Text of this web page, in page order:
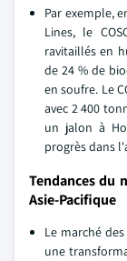
Par exemple,
Lines, le
ravitaillés en
de 24 % de
en soufre. Le
avec 2 400
un jalon à
progrès dans
Tendances du
Asie-Pacifique
Le marché des
une